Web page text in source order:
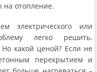
отопление.
электрического или
легко решить.
какой ценой? Если не
перекрытием и